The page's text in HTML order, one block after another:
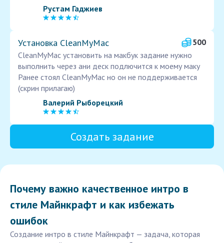
Рустам Гаджиев
Установка CleanMyMac
500
CleanMyMac установить на макбук задание нужно
выполнить через ани деск подлючится к моему маку
Ранее стоял CleanMyMac но он не поддерживается
(скрин прилагаю)
Валерий Рыборецкий
Создать задание
Почему важно качественное интро в
стиле Майнкрафт и как избежать
ошибок
Создание интро в стиле Майнкрафт — задача, которая